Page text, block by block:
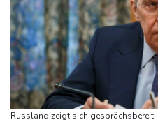
in Ceuta
Mindestens zehn Tote bei
Jemen
US-Senat stimmt für
US-Gericht setzt Bau von
kündigt Berufung an
Russland zeigt sich gesprächsbereit